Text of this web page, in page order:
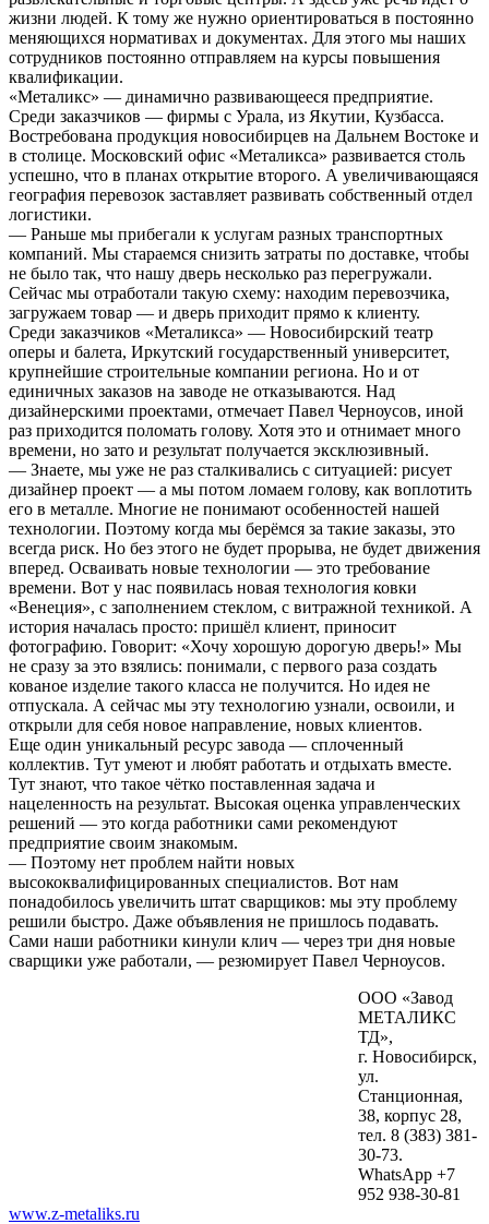
жизни людей. К тому же нужно ориентироваться в постоянно
меняющихся нормативах и документах. Для этого мы наших
сотрудников постоянно отправляем на курсы повышения
квалификации.
«Металикс» — динамично развивающееся предприятие.
Среди заказчиков — фирмы с Урала, из Якутии, Кузбасса.
Востребована продукция новосибирцев на Дальнем Востоке и
в столице. Московский офис «Металикса» развивается столь
успешно, что в планах открытие второго. А увеличивающаяся
география перевозок заставляет развивать собственный отдел
логистики.
— Раньше мы прибегали к услугам разных транспортных
компаний. Мы стараемся снизить затраты по доставке, чтобы
не было так, что нашу дверь несколько раз перегружали.
Сейчас мы отработали такую схему: находим перевозчика,
загружаем товар — и дверь приходит прямо к клиенту.
Среди заказчиков «Металикса» — Новосибирский театр
оперы и балета, Иркутский государственный университет,
крупнейшие строительные компании региона. Но и от
единичных заказов на заводе не отказываются. Над
дизайнерскими проектами, отмечает Павел Черноусов, иной
раз приходится поломать голову. Хотя это и отнимает много
времени, но зато и результат получается эксклюзивный.
— Знаете, мы уже не раз сталкивались с ситуацией: рисует
дизайнер проект — а мы потом ломаем голову, как воплотить
его в металле. Многие не понимают особенностей нашей
технологии. Поэтому когда мы берёмся за такие заказы, это
всегда риск. Но без этого не будет прорыва, не будет движения
вперед. Осваивать новые технологии — это требование
времени. Вот у нас появилась новая технология ковки
«Венеция», с заполнением стеклом, с витражной техникой. А
история началась просто: пришёл клиент, приносит
фотографию. Говорит: «Хочу хорошую дорогую дверь!» Мы
не сразу за это взялись: понимали, с первого раза создать
кованое изделие такого класса не получится. Но идея не
отпускала. А сейчас мы эту технологию узнали, освоили, и
открыли для себя новое направление, новых клиентов.
Еще один уникальный ресурс завода — сплоченный
коллектив. Тут умеют и любят работать и отдыхать вместе.
Тут знают, что такое чётко поставленная задача и
нацеленность на результат. Высокая оценка управленческих
решений — это когда работники сами рекомендуют
предприятие своим знакомым.
— Поэтому нет проблем найти новых
высококвалифицированных специалистов. Вот нам
понадобилось увеличить штат сварщиков: мы эту проблему
решили быстро. Даже объявления не пришлось подавать.
Сами наши работники кинули клич — через три дня новые
сварщики уже работали, — резюмирует Павел Черноусов.
ООО «Завод
МЕТАЛИКС
ТД»,
г. Новосибирск,
ул.
Станционная,
38, корпус 28,
тел. 8 (383) 381-
30-73.
WhatsApp +7
952 938-30-81
www.z-metaliks.ru